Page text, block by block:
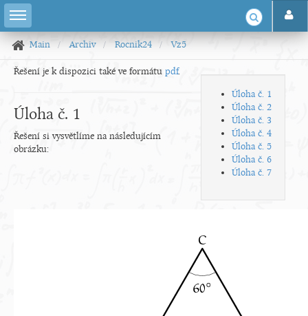
Main Archiv Rocnik24 Vz5
Úloha č. 1
Úloha č. 2
Úloha č. 3
Úloha č. 4
Úloha č. 5
Úloha č. 6
Úloha č. 7
Řešení je k dispozici také ve formátu pdf.
Úloha č. 1
Řešení si vysvětlíme na následujícím
obrázku: